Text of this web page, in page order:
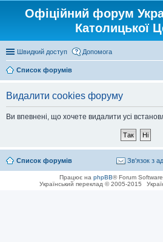
Офіційний форум
Католицької
Швидкий доступ Допомога
Список форумів
Видалити cookies форуму
Ви впевнені, що хочете видалити усі
Список форумів Зв'язок з
Працює на phpBB® Forum
Український переклад © 2005-2015